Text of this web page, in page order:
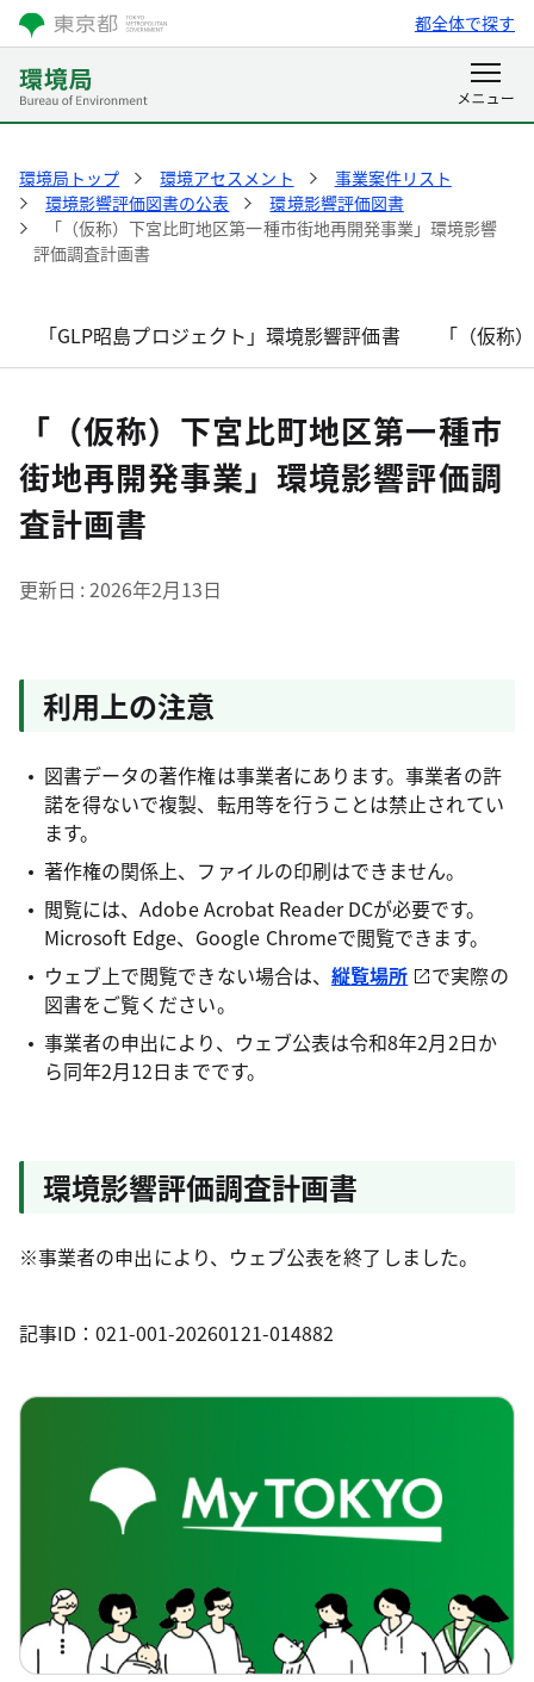
都全体で探す
環境局トップ 環境アセスメント
事業案件リスト
環境影響評価図書の公表
環境影響評価図書
「（仮称）下宮比町地区第一種市街地再開発事業」環境影響
評価調査計画書
「GLP昭島プロジェクト」環境影響評価書 「（仮称
「（仮称）下宮比町地区第一種市
街地再開発事業」環境影響評価調
査計画書
更新日 2026年2月13日
利用上の注意
図書データの著作権は事業者にあります。事業者の許
諾を得ないで複製、転用等を行うことは禁止されてい
ます。
著作権の関係上、ファイルの印刷はできません。
閲覧には、Adobe Acrobat Reader DCが必要です。
Microsoft Edge、Google Chromeで閲覧できます。
ウェブ上で閲覧できない場合は、 縦覧場所
で実際の
図書をご覧ください。
事業者の申出により、ウェブ公表は令和8年2月2日か
ら同年2月12日までです。
環境影響評価調査計画書
※事業者の申出により、ウェブ公表を終了しました。
記事ID：021-001-20260121-014882